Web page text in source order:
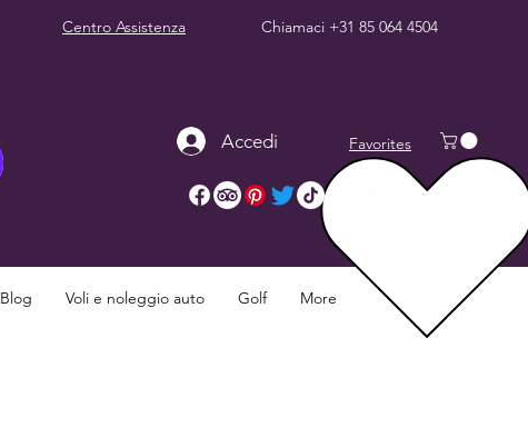
Centro Assistenza Chiamaci +31 85 064 4504
Accedi Favorites
Blog Voli e noleggio auto Golf More